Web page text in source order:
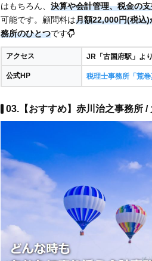
はもちろん、 決算や会計管理、税金の
可能です。顧問料は月額22,000円(税込)
務所のひとつです
アクセス JR「古国府駅」よ
公式HP 税理士事務所「荒巻
03.【おすすめ】赤川治之事務所 /